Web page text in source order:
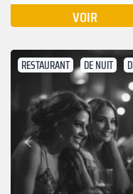
VOIR
RESTAURANT DE NUIT
Précédent